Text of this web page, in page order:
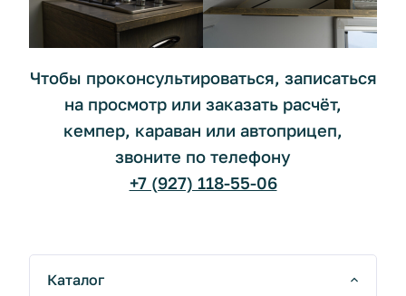
Чтобы проконсультироваться, записаться
на просмотр или заказать расчёт,
кемпер, караван или автоприцеп,
звоните по телефону
+7 (927) 118-55-06
Каталог